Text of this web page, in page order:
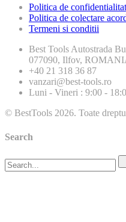
Politica de
Politica de colectare
Termeni si conditii
Best Tools Autostrada
077090, Ilfov,
+40 21 318 36 87
vanzari@best-tools.ro
Luni - Vineri : 9:00 -
© BestTools 2026. Toate
Search